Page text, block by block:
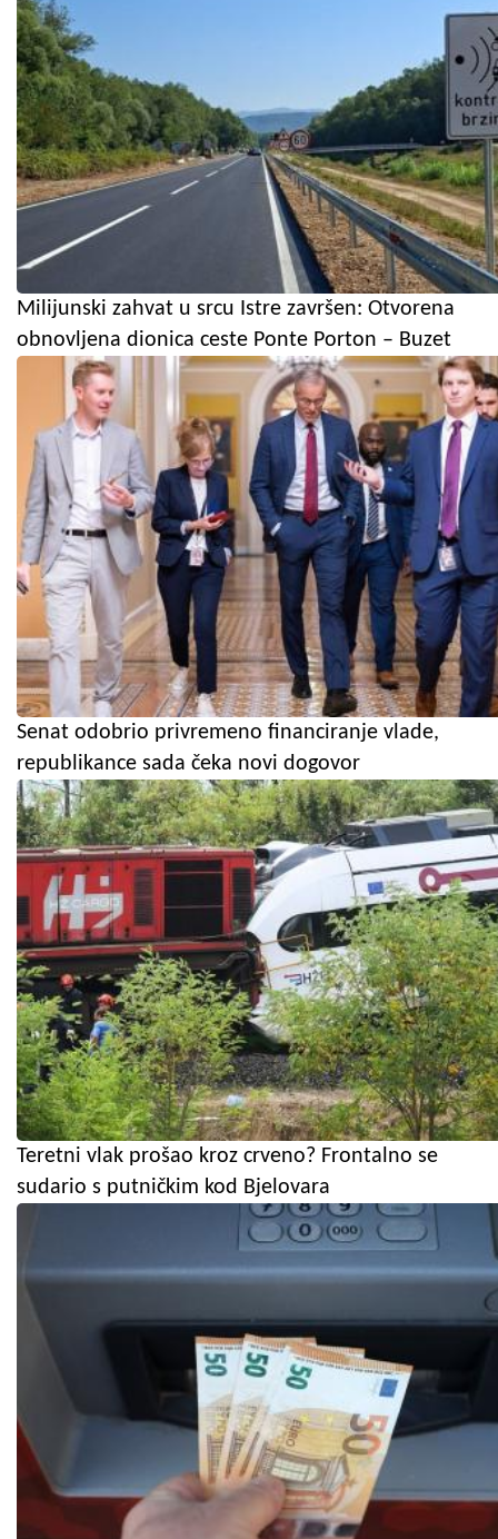
Milijunski zahvat u srcu Istre završen: Otvorena
obnovljena dionica ceste Ponte Porton – Buzet
Senat odobrio privremeno financiranje vlade,
republikance sada čeka novi dogovor
Teretni vlak prošao kroz crveno? Frontalno se
sudario s putničkim kod Bjelovara